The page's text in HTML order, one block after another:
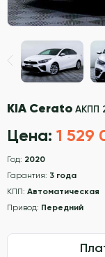
KIA Cerato АКПП
Цена: 1 529
Год: 2020
Гарантия: 3 года
КПП: Автоматическая
Привод: Передний